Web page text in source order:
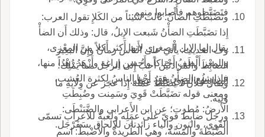
فتَضَبَّطوهم فأَصابوا منهم.
وتضَبَّطَتِ الضأْنُ: نالت شيئاً من الكَلإِ تقول العرب:
إِذا تضَبَّطَتِ الضأْنُ شَبعت الإِبلُ، قال: وذلك أَن الضأْ
يقال لها الإِبل الصغرى لأَنها أَكثر أَكلاً من المِعْزى،
والمِعْز أَلْطَفُ أَحْناكاً وأَحسن إِراغة وأَزْهَدُ زُهْداً منها،
فإِذا شبع الضأْنُ فقد أَحْيا الناسُ لِكثرة العُشب،
ومعنى قوله تضَبَّطَتْ قَوِيَ وسَمِنت وضُبِطَتِ
الأَرضُ: مُطرت؛ عن ابن الأَعرابي والضَّبَنْطَى:
القَوي، والنون والياء زائدتان للإلحاق بسَفَرْجَل.
وف الحديث: يأْتي على الناس زمانٌ وإِنَّ البعِيرَ
الضابِطَ والمَزادَتَيْن أَحبُّ إِلى الرجل مما يَمْلِكُ؛
الضابِطُ: القويّ على عمَلِه.
ويقال فلان لا يَضْبُطُ عمَله إِذا عجَز عن وِلايةِ ما
وَلِيَه.
ورجل ضابِطٌ قويّ على عمَلِه ولعبةٌ للأَعراب تسمّى
الضَّبْطةَ والمَسَّةَ، وهي الطَّرِيدةُ والأَضْبطُ: اسم